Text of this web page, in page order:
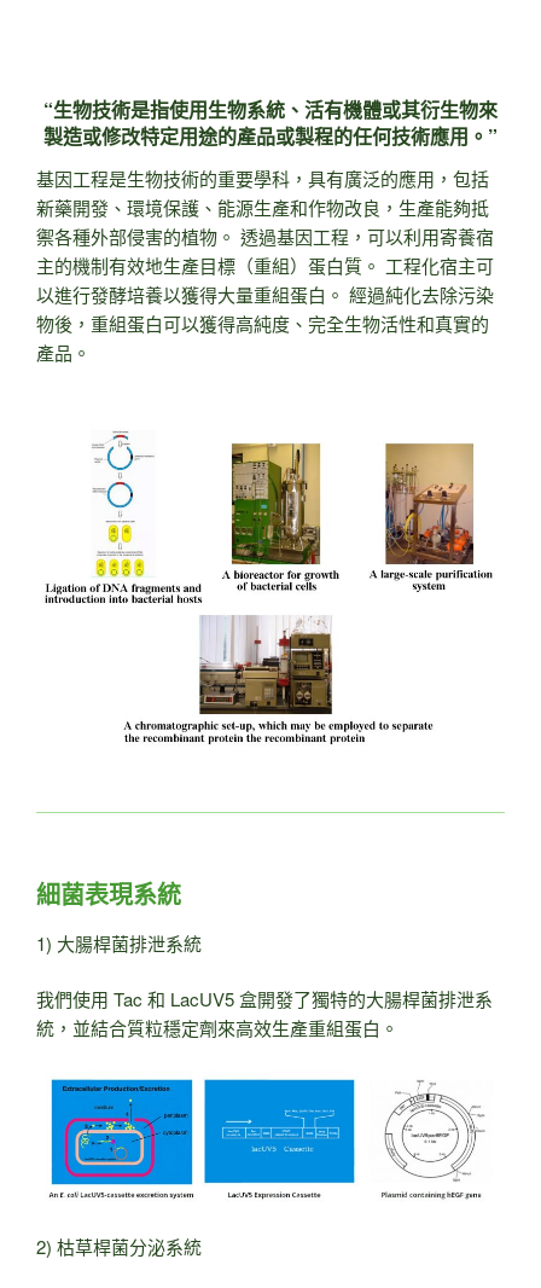
“生物技術是指使用生物系統、活有機體或其衍生物來
製造或修改特定用途的產品或製程的任何技術應用。”
基因工程是生物技術的重要學科，具有廣泛的應用，包括
新藥開發、環境保護、能源生產和作物改良，生產能夠抵
禦各種外部侵害的植物。 透過基因工程，可以利用寄養宿
主的機制有效地生產目標（重組）蛋白質。 工程化宿主可
以進行發酵培養以獲得大量重組蛋白。 經過純化去除污染
物後，重組蛋白可以獲得高純度、完全生物活性和真實的
產品。
細菌表現系統
1) 大腸桿菌排泄系統
我們使用 Tac 和 LacUV5 盒開發了獨特的大腸桿菌排泄系
統，並結合質粒穩定劑來高效生產重組蛋白。
2) 枯草桿菌分泌系統